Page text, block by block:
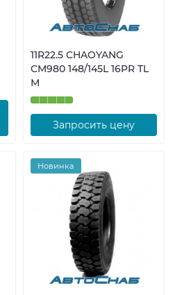
11R22.5 CHAOYANG
CM980 148/145L 16PR TL
М
Запросить цену
Новинка